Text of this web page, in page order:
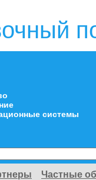
системы
Частные